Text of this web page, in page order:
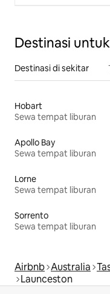
Destinasi
Destinasi di sekitar
Hobart
Sewa tempat liburan
Apollo Bay
Sewa tempat liburan
Lorne
Sewa tempat liburan
Sorrento
Sewa tempat liburan
Airbnb Australia
Launceston